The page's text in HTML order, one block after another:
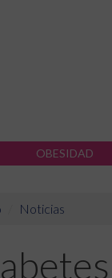
OBESIDAD
Noticias